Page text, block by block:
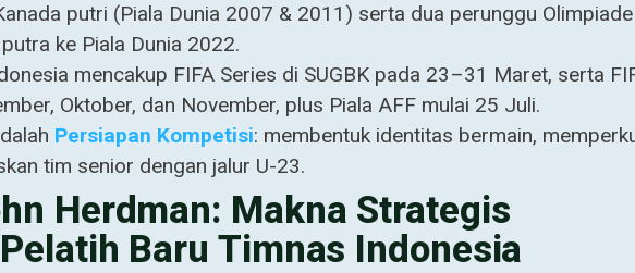
putri (Piala Dunia 2007 & 2011) serta dua perunggu Olimpiade
ke Piala Dunia 2022.
mencakup FIFA Series di SUGBK pada 23–31 Maret, serta
Oktober, dan November, plus Piala AFF mulai 25 Juli.
Persiapan Kompetisi: membentuk identitas bermain,
tim senior dengan jalur U-23.
Herdman: Makna Strategis
Baru Timnas Indonesia